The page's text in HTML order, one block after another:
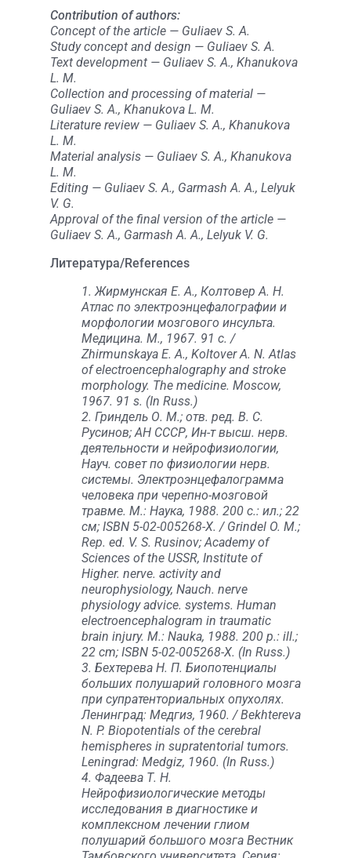
Contribution of authors:
Concept of the article — Guliaev S. A.
Study concept and design — Guliaev S. A.
Text development — Guliaev S. A., Khanukova
L. M.
Collection and processing of material —
Guliaev S. A., Khanukova L. M.
Literature review — Guliaev S. A., Khanukova
L. M.
Material analysis — Guliaev S. A., Khanukova
L. M.
Editing — Guliaev S. A., Garmash A. A., Lelyuk
V. G.
Approval of the final version of the article —
Guliaev S. A., Garmash A. A., Lelyuk V. G.
Литература/References
1. Жирмунская Е. А., Колтовер А. Н.
Атлас по электроэнцефалографии и
морфологии мозгового инсульта.
Медицина. М., 1967. 91 с. /
Zhirmunskaya E. A., Koltover A. N. Atlas
of electroencephalography and stroke
morphology. The medicine. Moscow,
1967. 91 s. (In Russ.)
2. Гриндель О. М.; отв. ред. В. С.
Русинов; АН СССР, Ин-т высш. нерв.
деятельности и нейрофизиологии,
Науч. совет по физиологии нерв.
системы. Электроэнцефалограмма
человека при черепно-мозговой
травме. М.: Наука, 1988. 200 с.: ил.; 22
см; ISBN 5-02-005268-X. / Grindel O. M.;
Rep. ed. V. S. Rusinov; Academy of
Sciences of the USSR, Institute of
Higher. nerve. activity and
neurophysiology, Nauch. nerve
physiology advice. systems. Human
electroencephalogram in traumatic
brain injury. M.: Nauka, 1988. 200 p.: ill.;
22 cm; ISBN 5-02-005268-X. (In Russ.)
3. Бехтерева Н. П. Биопотенциалы
больших полушарий головного мозга
при супратенториальных опухолях.
Ленинград: Медгиз, 1960. / Bekhtereva
N. P. Biopotentials of the cerebral
hemispheres in supratentorial tumors.
Leningrad: Medgiz, 1960. (In Russ.)
4. Фадеева Т. Н.
Нейрофизиологические методы
исследования в диагностике и
комплексном лечении глиом
полушарий большого мозга Вестник